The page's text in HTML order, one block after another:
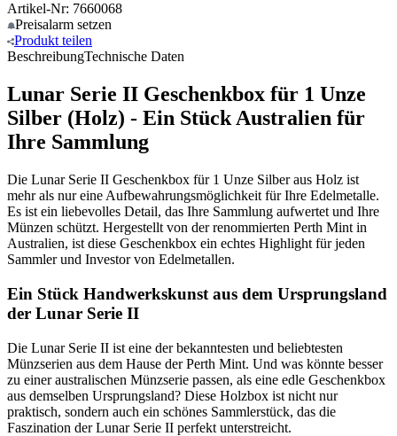
Artikel-Nr: 7660068
Preisalarm setzen
Produkt teilen
BeschreibungTechnische Daten
Lunar Serie II Geschenkbox für 1 Unze
Silber (Holz) - Ein Stück Australien für
Ihre Sammlung
Die Lunar Serie II Geschenkbox für 1 Unze Silber aus Holz ist
mehr als nur eine Aufbewahrungsmöglichkeit für Ihre Edelmetalle.
Es ist ein liebevolles Detail, das Ihre Sammlung aufwertet und Ihre
Münzen schützt. Hergestellt von der renommierten Perth Mint in
Australien, ist diese Geschenkbox ein echtes Highlight für jeden
Sammler und Investor von Edelmetallen.
Ein Stück Handwerkskunst aus dem Ursprungsland
der Lunar Serie II
Die Lunar Serie II ist eine der bekanntesten und beliebtesten
Münzserien aus dem Hause der Perth Mint. Und was könnte besser
zu einer australischen Münzserie passen, als eine edle Geschenkbox
aus demselben Ursprungsland? Diese Holzbox ist nicht nur
praktisch, sondern auch ein schönes Sammlerstück, das die
Faszination der Lunar Serie II perfekt unterstreicht.